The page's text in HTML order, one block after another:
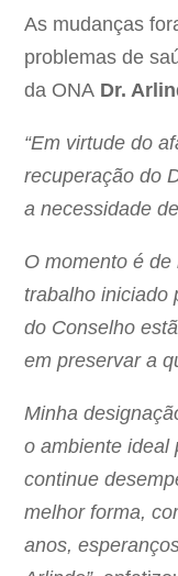
As mudanças
problemas de
da ONA Dr.
“Em virtude do
recuperação do
a necessidade
O momento é
trabalho iniciado
do Conselho
em preservar a
Minha
o ambienteideal
continue
melhor forma,
anos,